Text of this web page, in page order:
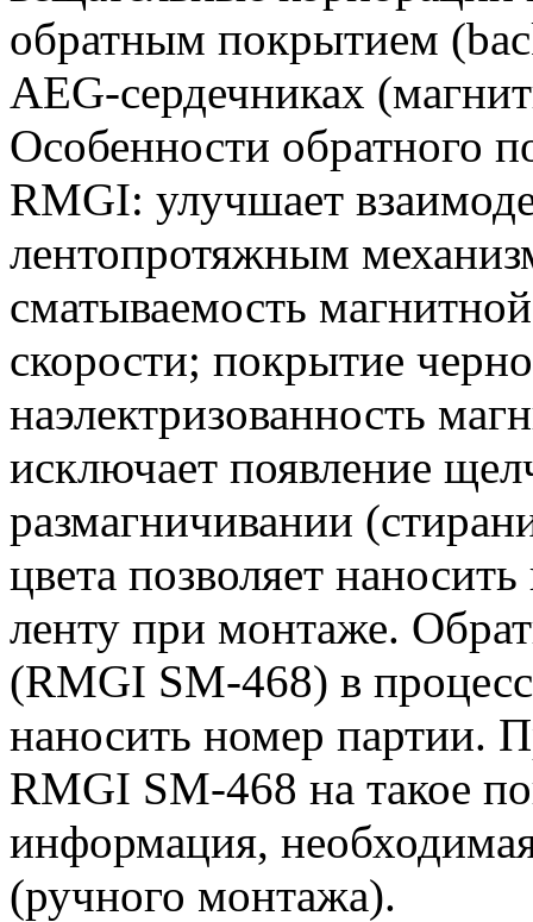
обратным покрытием
AEG-сердечниках
Особенности обратного
RMGI: улучшает
лентопротяжным
сматываемость
скорости; покрытие
наэлектризованность
исключает появление
размагничивании
цвета позволяет
ленту при монтаже.
(RMGI SM-468) в
наносить номер партии.
RMGI SM-468 на такое
информация,
(ручного монтажа).